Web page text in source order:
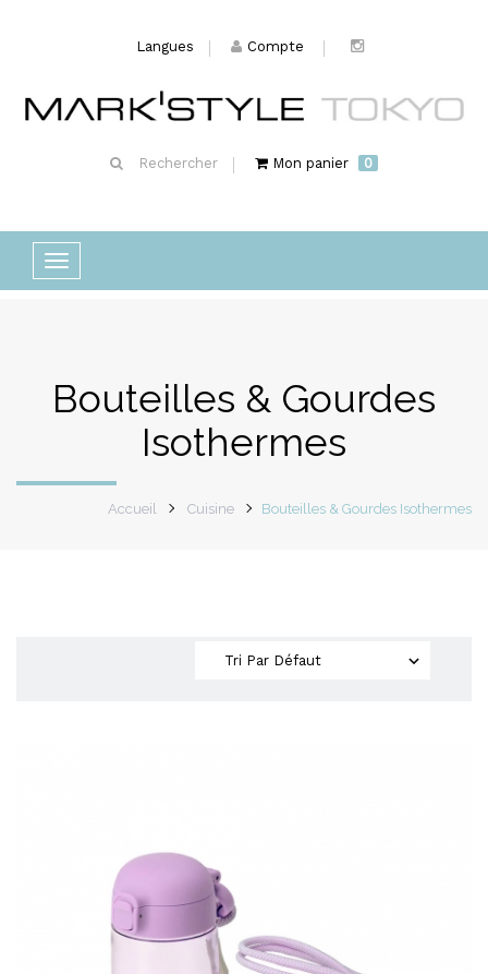
Langues Compte
Rechercher Mon panier 0
Basculer
la
Bouteilles & Gourdes
Isothermes
Accueil Cuisine Bouteilles & Gourdes Isothermes